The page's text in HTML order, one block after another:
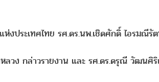
งประเทศไทย รศ.ดร.นพ.เชิดศักดิ์ ไอรม
กล่าวรายงาน และ รศ.ดร.ดรุณี วัฒนศิริ